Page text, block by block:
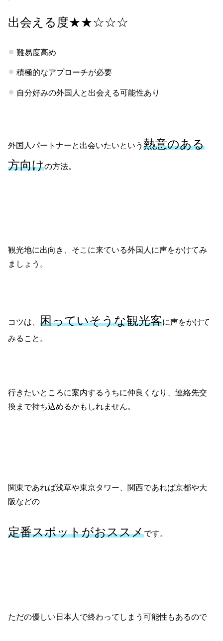
出会える度★★☆☆☆
難易度高め
積極的なアプローチが必要
自分好みの外国人と出会える可能性あり
外国人パートナーと出会いたいという熱意のある
方向けの方法。
観光地に出向き、そこに来ている外国人に声をかけてみ
ましょう。
コツは、困っていそうな観光客に声をかけて
みること。
行きたいところに案内するうちに仲良くなり、連絡先交
換まで持ち込めるかもしれません。
関東であれば浅草や東京タワー、関西であれば京都や大
阪などの
定番スポットがおススメです。
ただの優しい日本人で終わってしまう可能性もあるので